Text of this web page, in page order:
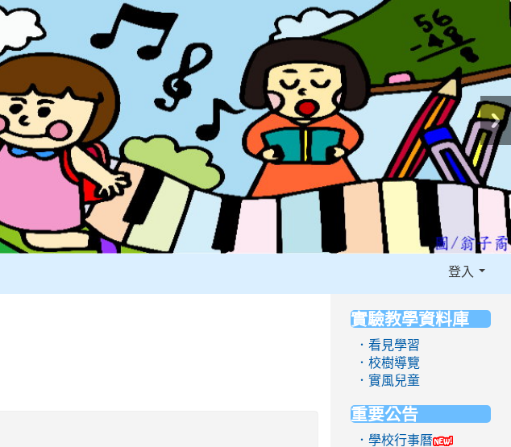
登入
實驗教學資料庫
．看見學習
．校樹導覽
．實風兒童
重要公告
．學校行事曆